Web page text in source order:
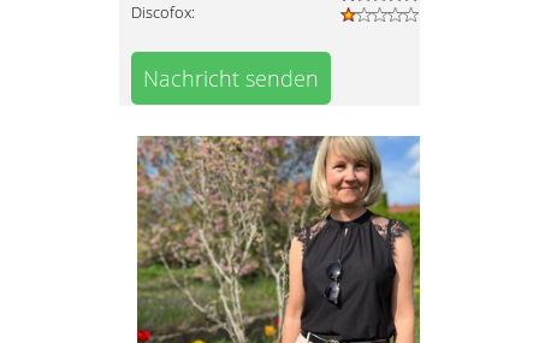
Discofox:
Nachricht senden